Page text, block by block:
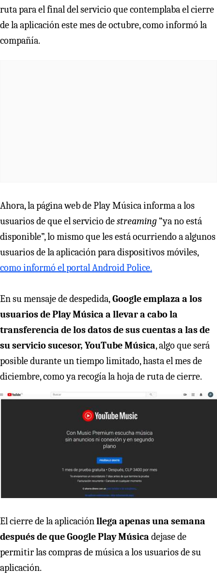
ruta para el final del servicio que contemplaba el cierre
de la aplicación este mes de octubre, como informó la
compañía.
Ahora, la página web de Play Música informa a los
usuarios de que el servicio destreaming “ya no está
disponible”, lo mismo que les está ocurriendo a algunos
usuarios de la aplicación para dispositivos móviles,
como informó el portal Android Police.
En su mensaje de despedida,Google emplaza a los
usuarios de Play Música a llevar a cabo la
transferencia de los datos de sus cuentas a las de
su servicio sucesor, YouTube Música, algo que será
posible durante un tiempo limitado, hasta el mes de
diciembre, como ya recogía la hoja de ruta de cierre.
El cierre de la aplicaciónllega apenas una semana
después de que Google Play Música dejase de
permitir las compras de música a los usuarios de su
aplicación.